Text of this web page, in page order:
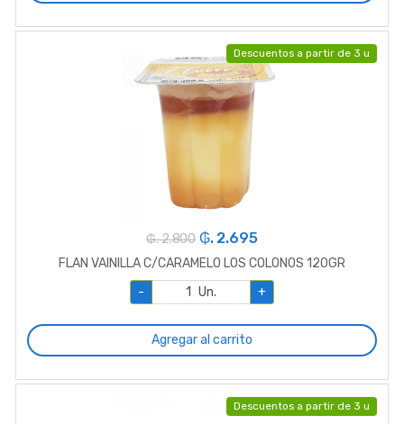
Descuentos a partir de 3 u
₲. 2.800 ₲. 2.695
FLAN VAINILLA C/CARAMELO LOS COLONOS 120GR
-
Un. +
Agregar al carrito
Descuentos a partir de 3 u